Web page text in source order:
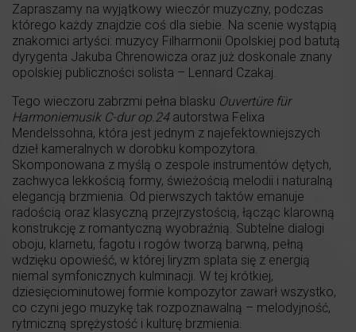
Zapraszamy na wyjątkowy wieczór muzyczny, podczas
którego każdy znajdzie coś dla siebie. Na scenie wystąpią
znakomici artyści: muzycy Filharmonii Opolskiej pod batutą
dyrygenta Jakuba Chrenowicza oraz już doskonale znany
opolskiej publiczności solista – Lennard Czakaj.
Tego wieczoru zabrzmi pełna blasku Ouvertüre für
Harmoniemusik C-dur op.24 autorstwa Felixa
Mendelssohna, która jest jednym z najefektowniejszych
dzieł kameralnych w dorobku kompozytora.
Skomponowana z myślą o zespole instrumentów dętych,
zachwyca lekkością formy, świeżością melodii i naturalną
elegancją brzmienia. Od pierwszych taktów emanuje
radością oraz klasyczną przejrzystością, łącząc klarowną
konstrukcję z romantyczną wyobraźnią. Subtelne dialogi
oboju, klarnetu, fagotu i rogów tworzą barwną, pełną
wdzięku opowieść, w której liryzm splata się z energią
niemal symfonicznych kulminacji. W tej krótkiej,
dziesięciominutowej formie kompozytor zawarł wszystko,
co czyni jego muzykę tak rozpoznawalną – melodyjność,
rytmiczną sprężystość i kulturę brzmienia.